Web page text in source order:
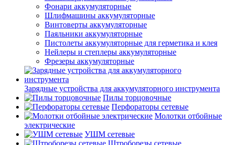
Фонари аккумуляторные
Шлифмашины аккумуляторные
Винтоверты аккумуляторные
Паяльники аккумуляторные
Пистолеты аккумуляторные для герметика и клея
Нейлеры и степлеры аккумуляторные
Фрезеры аккумуляторные
Зарядные устройства для аккумуляторного инструмента
Пилы торцовочные
Перфораторы сетевые
Молотки отбойные
электрические
УШМ сетевые
Штроборезы сетевые